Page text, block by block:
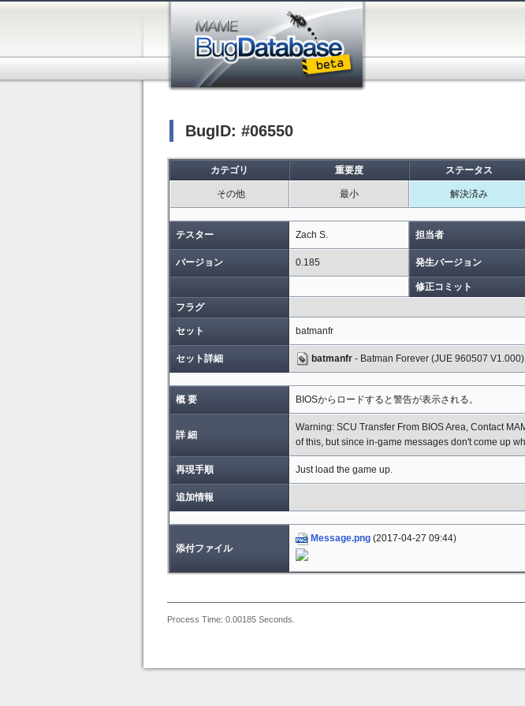
BugID: #06550
カテゴリ 重要度 ステータス
その他 最小 解決済み
テスター Zach S. 担当者
バージョン 0.185 発生バージョン
修正コミット
フラグ
セット batmanfr
セット詳細 batmanfr - Batman Forever (JUE 960507 V1.000)
概 要 BIOSからロードすると警告が表示される。
詳 細
Warning: SCU Transfer From BIOS Area, Contact
of this, but since in-game messages don't come up
再現手順 Just load the game up.
追加情報
添付ファイル
Message.png (2017-04-27 09:44)
Process Time: 0.00185 Seconds.